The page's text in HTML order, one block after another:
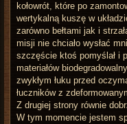
kołowrót, które po
wertykalną kuszę w
zarówno bełtami jak i
misji nie chciało wysłać
szczęście ktoś pomyślał i
materiałów
zwykłym łuku przed
łuczników z
Z drugiej strony równie
W tym momencie jestem